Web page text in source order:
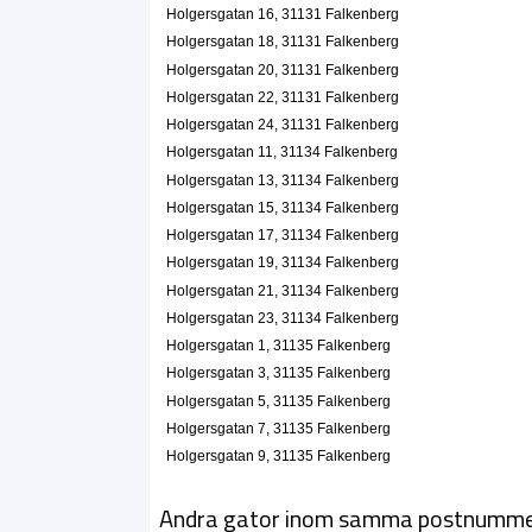
Falkenbergs Begravningsbyrå AB
Frank Claesson
0346-84000
Holgersgatan 15, 31134 Falkenberg
Hall Revision AB
Jörgen Hall
0346-49610
Psicon AB
Jessica Therese Christine Jönsson
Holgersgatan 1c, 31135 Falkenberg
Team Harvard'S
0346-17800
Holgersgatan 20, 31131 Falkenberg
Nya Trafikskolan KB
0346-17321
Majas Husläkarmottagning AB
Holgersgatan 16, 31131 Falkenberg
Holgersgatan 18, 31131 Falkenberg
Holgersgatan 20, 31131 Falkenberg
Holgersgatan 22, 31131 Falkenberg
Holgersgatan 24, 31131 Falkenberg
Holgersgatan 11, 31134 Falkenberg
Holgersgatan 13, 31134 Falkenberg
Holgersgatan 15, 31134 Falkenberg
Holgersgatan 17, 31134 Falkenberg
Holgersgatan 19, 31134 Falkenberg
Holgersgatan 21, 31134 Falkenberg
Holgersgatan 23, 31134 Falkenberg
Holgersgatan 1, 31135 Falkenberg
Holgersgatan 3, 31135 Falkenberg
Holgersgatan 5, 31135 Falkenberg
Holgersgatan 7, 31135 Falkenberg
Holgersgatan 9, 31135 Falkenberg
Andra gator inom samma